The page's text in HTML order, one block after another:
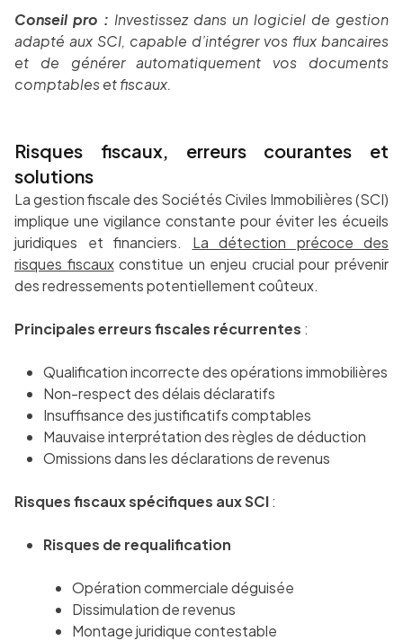
Conseil pro : Investissez dans un logiciel de gestion
adapté aux SCI, capable d’intégrer vos flux bancaires
et de générer automatiquement vos documents
comptables et fiscaux.
Risques fiscaux, erreurs courantes et
solutions
La gestion fiscale des Sociétés Civiles Immobilières (SCI)
implique une vigilance constante pour éviter les écueils
juridiques et financiers. La détection précoce des
risques fiscauxconstitue un enjeu crucial pour prévenir
des redressements potentiellement coûteux.
Principales erreurs fiscales récurrentes :
Qualification incorrecte des opérations immobilières
Non-respect des délais déclaratifs
Insuffisance des justificatifs comptables
Mauvaise interprétation des règles de déduction
Omissions dans les déclarations de revenus
Risques fiscaux spécifiques aux SCI:
Risques de requalification
Opération commerciale déguisée
Dissimulation de revenus
Montage juridique contestable